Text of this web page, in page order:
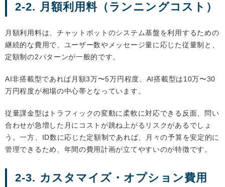
2-2. 月額利用料（ランニングコスト）
月額利用料は、チャットボットのシステム基盤を利用するための
継続的な費用で、ユーザー数やメッセージ量に応じた従量制と、
定額制の2パターンが一般的です。
AI非搭載型であれば月額3万〜5万円程度、AI搭載型は10万〜30
万円程度が相場の中心帯となっています。
従量課金型はトラフィックの変動に柔軟に対応できる反面、問い
合わせが急増した月にコストが跳ね上がるリスクがあるでしょ
う。一方、ID数に応じた定額制であれば、月々の予算を安定的に
管理できるため、年間の費用計画が立てやすいのが特徴です。
2-3. カスタマイズ・オプション費用